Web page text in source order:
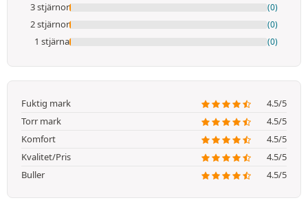
3 stjärnor (0)
2 stjärnor (0)
1 stjärna (0)
Fuktig mark
4.5/5
Torr mark
4.5/5
Komfort
4.5/5
Kvalitet/Pris
4.5/5
Buller
4.5/5